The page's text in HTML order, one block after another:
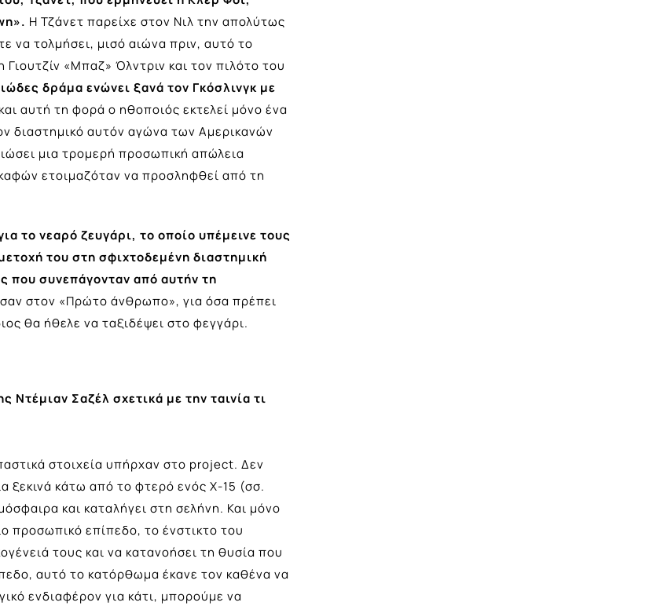
Η Τζάνετ παρείχε στον Νιλ την απολύτως
να τολμήσει, μισό αιώνα πριν, αυτό το
«Μπαζ» Όλντριν και τον πιλότο του
δράμα ενώνει ξανά τον Γκόσλινγκ με
αυτή τη φορά ο ηθοποιός εκτελεί μόνο ένα
διαστημικό αυτόν αγώνα των Αμερικανών
μια τρομερή προσωπική απώλεια
ετοιμαζόταν να προσληφθεί από τη
το νεαρό ζευγάρι, το οποίο υπέμεινε τους
του στη σφιχτοδεμένη διαστημική
που συνεπάγονταν από αυτήν τη
στον «Πρώτο άνθρωπο», για όσα πρέπει
θα ήθελε να ταξιδέψει στο φεγγάρι.
Σαζέλ σχετικά με την ταινία τι
στοιχεία υπήρχαν στο project. Δεν
ξεκινά κάτω από το φτερό ενός X-15 (σσ.
και καταλήγει στη σελήνη. Και μόνο
προσωπικό επίπεδο, το ένστικτο του
τους και να κατανοήσει τη θυσία που
αυτό το κατόρθωμα έκανε τον καθένα να
ενδιαφέρον για κάτι, μπορούμε να